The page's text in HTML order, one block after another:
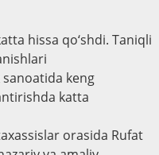
hissa qo‘shdi. Taniqli
keng
katta
orasida Rufat